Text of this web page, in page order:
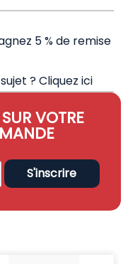
5 % de remise
?Cliquez ici
VOTRE
S'inscrire